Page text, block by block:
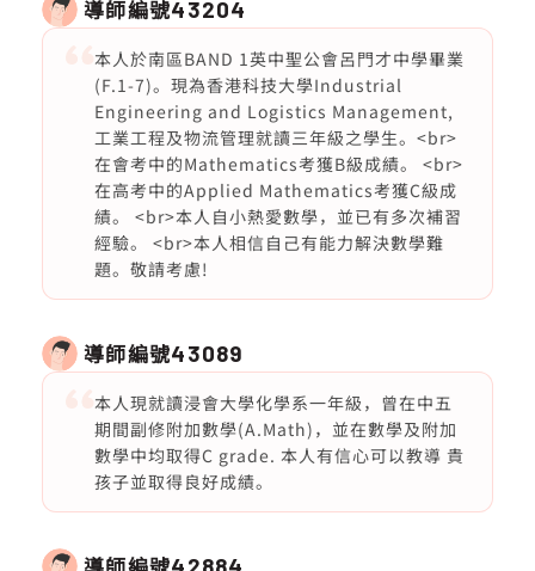
導師編號43204
本人於南區BAND 1英中聖公會呂門才中學畢業
(F.1-7)。現為香港科技大學Industrial
Engineering and Logistics Management,
工業工程及物流管理就讀三年級之學生。<br>
在會考中的Mathematics考獲B級成績。 <br>
在高考中的Applied Mathematics考獲C級成
績。 <br>本人自小熱愛數學，並已有多次補習
經驗。 <br>本人相信自己有能力解決數學難
題。敬請考慮!
導師編號43089
本人現就讀浸會大學化學系一年級，曾在中五
期間副修附加數學(A.Math)，並在數學及附加
數學中均取得C grade. 本人有信心可以教導 貴
孩子並取得良好成績。